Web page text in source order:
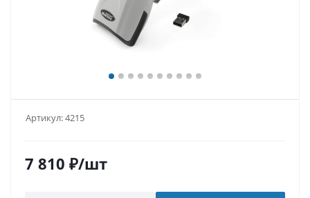
Артикул:4215
7 810 ₽/шт